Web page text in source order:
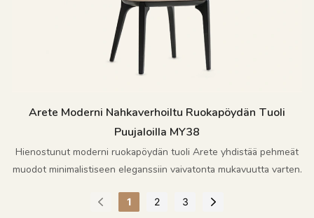
Arete Moderni Nahkaverhoiltu Ruokapöydän Tuoli
Puujaloilla MY38
Hienostunut moderni ruokapöydän tuoli Arete yhdistää pehmeät
muodot minimalistiseen eleganssiin vaivatonta mukavuutta varten.
1 2 3